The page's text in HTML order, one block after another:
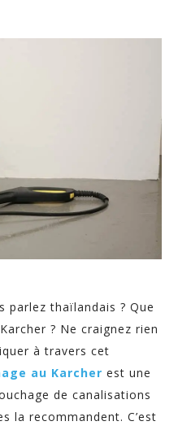
parlez thaïlandais ? Que
? Ne craignez rien
à travers cet
au Karcher est une
de canalisations
la recommandent. C’est